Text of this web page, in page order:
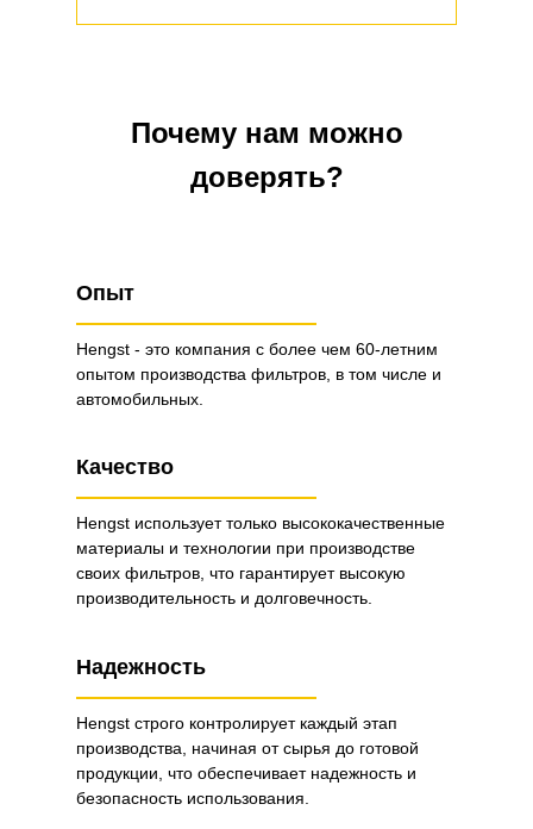
Почему нам можно
доверять?
Опыт
Hengst - это компания с более чем 60-летним
опытом производства фильтров, в том числе и
автомобильных.
Качество
Надежность
Hengst использует только высококачественные
материалы и технологии при производстве
своих фильтров, что гарантирует высокую
производительность и долговечность.
Hengst строго контролирует каждый этап
производства, начиная от сырья до готовой
продукции, что обеспечивает надежность и
безопасность использования.